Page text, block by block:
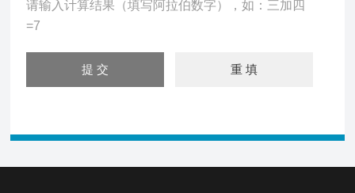
请输入计算结果（填写阿拉伯数字），如：三加四
=7